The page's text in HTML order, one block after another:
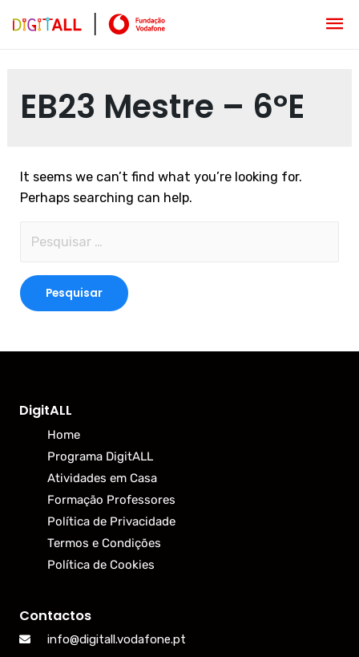
EB23 Mestre – 6ºE
It seems we can’t find what you’re looking for.
Perhaps searching can help.
DigitALL
Home
Programa DigitALL
Atividades em Casa
Formação Professores
Política de Privacidade
Termos e Condições
Política de Cookies
Contactos
info@digitall.vodafone.pt